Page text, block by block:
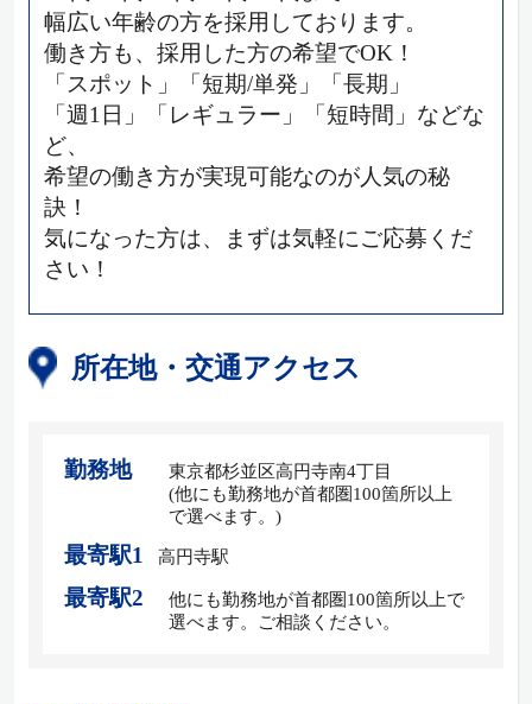
幅広い年齢の方を採用しております。
働き方も、採用した方の希望でOK！
「スポット」「短期/単発」「長期」
「週1日」「レギュラー」「短時間」などな
ど、
希望の働き方が実現可能なのが人気の秘
訣！
気になった方は、まずは気軽にご応募くだ
さい！
所在地・交通アクセス
勤務地
東京都杉並区高円寺南4丁目
(他にも勤務地が首都圏100箇所以上
で選べます。)
最寄駅1 高円寺駅
最寄駅2
他にも勤務地が首都圏100箇所以上で
選べます。ご相談ください。